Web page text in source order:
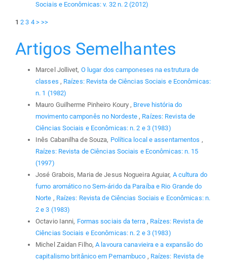
Sociais e Econômicas: v. 32 n. 2 (2012)
1 2 3 4 > >>
Artigos Semelhantes
Marcel Jollivet, O lugar dos camponeses na estrutura de
classes , Raízes: Revista de Ciências Sociais e Econômicas:
n. 1 (1982)
Mauro Guilherme Pinheiro Koury , Breve história do
movimento camponês no Nordeste, Raízes: Revista de
Ciências Sociais e Econômicas: n. 2 e 3 (1983)
Inês Cabanilha de Souza, Política local e assentamentos ,
Raízes: Revista de Ciências Sociais e Econômicas: n. 15
(1997)
José Grabois, Maria de Jesus Nogueira Aguiar, A cultura do
fumo aromático no Sem-árido da Paraíba e Rio Grande do
Norte , Raízes: Revista de Ciências Sociais e Econômicas: n.
2 e 3 (1983)
Octavio Ianni, Formas sociais da terra , Raízes: Revista de
Ciências Sociais e Econômicas: n. 2 e 3 (1983)
Michel Zaidan Filho,A lavoura canavieira e a expansão do
capitalismo britânico em Pernambuco , Raízes: Revista de